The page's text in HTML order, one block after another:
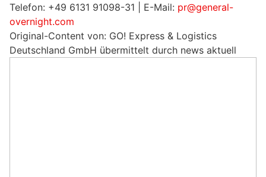
Telefon: +49 6131 91098-31 | E-Mail: pr@general-
overnight.com
Original-Content von: GO! Express & Logistics
Deutschland GmbH übermittelt durch news aktuell